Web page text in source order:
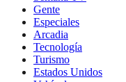
Gente
Especiales
Arcadia
Tecnología
Turismo
Estados Unidos